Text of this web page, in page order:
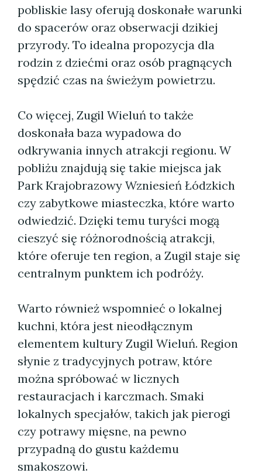
pobliskie lasy oferują doskonałe warunki
do spacerów oraz obserwacji dzikiej
przyrody. To idealna propozycja dla
rodzin z dziećmi oraz osób pragnących
spędzić czas na świeżym powietrzu.
Co więcej, Zugil Wieluń to także
doskonała baza wypadowa do
odkrywania innych atrakcji regionu. W
pobliżu znajdują się takie miejsca jak
Park Krajobrazowy Wzniesień Łódzkich
czy zabytkowe miasteczka, które warto
odwiedzić. Dzięki temu turyści mogą
cieszyć się różnorodnością atrakcji,
które oferuje ten region, a Zugil staje się
centralnym punktem ich podróży.
Warto również wspomnieć o lokalnej
kuchni, która jest nieodłącznym
elementem kultury Zugil Wieluń. Region
słynie z tradycyjnych potraw, które
można spróbować w licznych
restauracjach i karczmach. Smaki
lokalnych specjałów, takich jak pierogi
czy potrawy mięsne, na pewno
przypadną do gustu każdemu
smakoszowi.